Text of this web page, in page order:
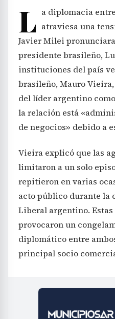
L a diplomacia
atraviesa una
Javier Milei
presidente brasileño,
instituciones del país
brasileño, Mauro
del líder argentino
la relación está
de negocios» debido a
Vieira explicó que las
limitaron a un solo
repitieron en varias
acto público durante la
Liberal argentino.
provocaron un
diplomático entre
principal socio